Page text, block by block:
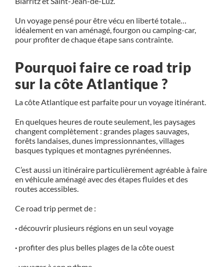
Un voyage pensé pour être vécu en liberté totale…
idéalement en van aménagé, fourgon ou camping-car,
pour profiter de chaque étape sans contrainte.
Pourquoi faire ce road trip
sur la côte Atlantique ?
La côte Atlantique est parfaite pour un voyage itinérant.
En quelques heures de route seulement, les paysages
changent complètement : grandes plages sauvages,
forêts landaises, dunes impressionnantes, villages
basques typiques et montagnes pyrénéennes.
C’est aussi un itinéraire particulièrement agréable à faire
en véhicule aménagé avec des étapes fluides et des
routes accessibles.
Ce road trip permet de :
·découvrir plusieurs régions en un seul voyage
·profiter des plus belles plages de la côte ouest